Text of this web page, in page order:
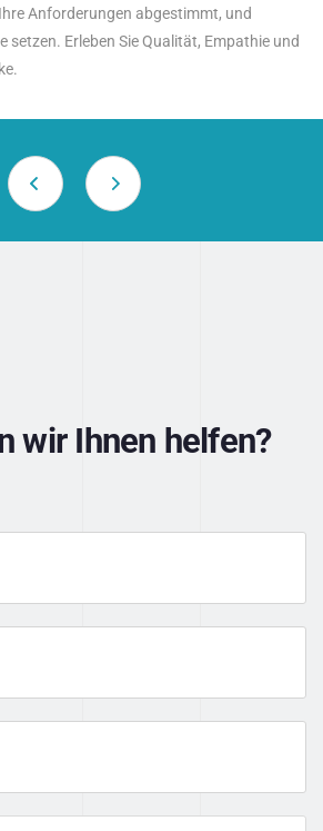
Anforderungen abgestimmt, und
setzen. Erleben Sie Qualität, Empathie und
wir Ihnen helfen?